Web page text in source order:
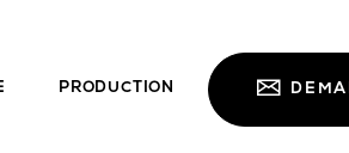
PRODUCTION